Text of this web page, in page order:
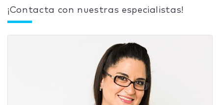
¡Contacta con nuestras especialistas!